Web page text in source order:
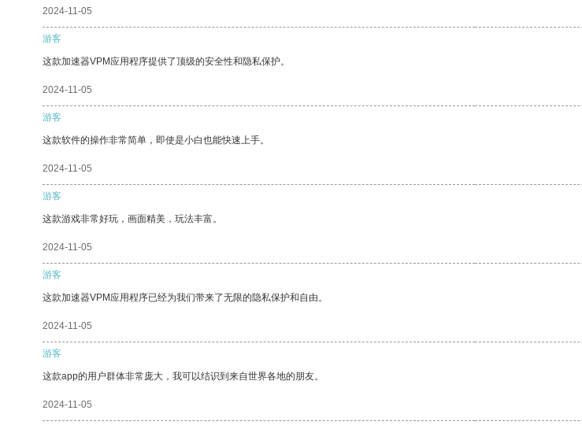
2024-11-05
游客
这款加速器VPM应用程序提供了顶级的安全性和隐私保护。
2024-11-05
游客
这款软件的操作非常简单，即使是小白也能快速上手。
2024-11-05
游客
这款游戏非常好玩，画面精美，玩法丰富。
2024-11-05
游客
这款加速器VPM应用程序已经为我们带来了无限的隐私保护和自由。
2024-11-05
游客
这款app的用户群体非常庞大，我可以结识到来自世界各地的朋友。
2024-11-05